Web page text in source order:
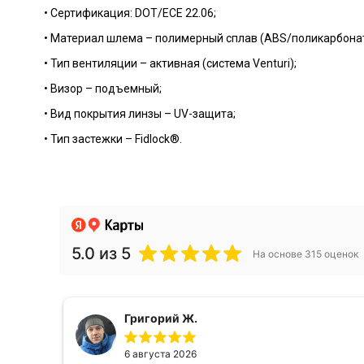
• Сертификация: DOT/ECE 22.06;
• Материал шлема – полимерный сплав (ABS/
• Тип вентиляции – активная (система Venturi);
• Визор – подъемный;
• Вид покрытия линзы – UV-защита;
• Тип застежки – Fidlock®.